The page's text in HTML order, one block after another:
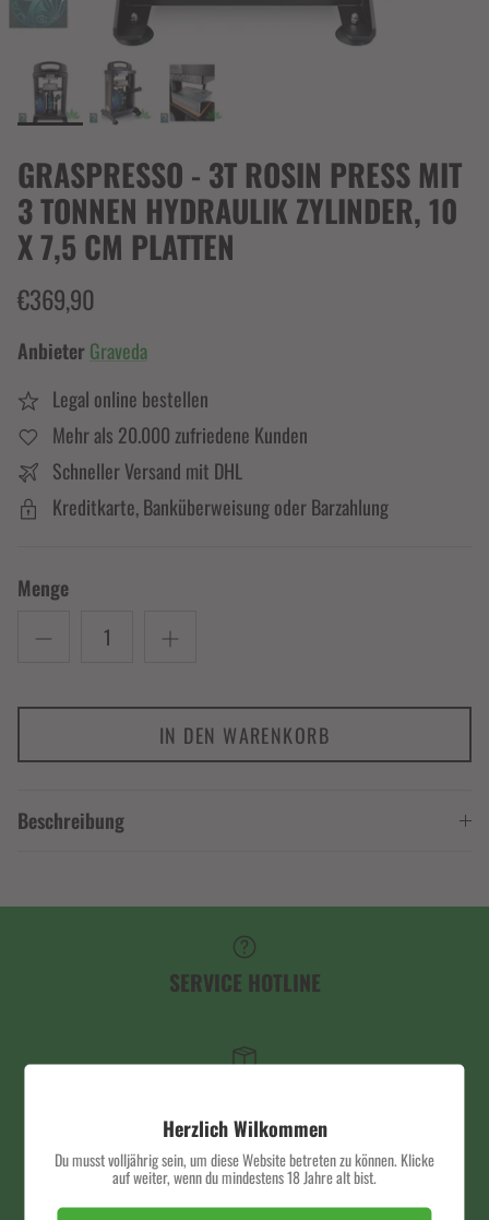
GRASPRESSO - 3T ROSIN PRESS MIT
3 TONNEN HYDRAULIK ZYLINDER, 10
X 7,5 CM PLATTEN
€369,90
Anbieter Graveda
Legal online bestellen
Mehr als 20.000 zufriedene Kunden
Schneller Versand mit DHL
Kreditkarte, Banküberweisung oder Barzahlung
Menge
IN DEN WARENKORB
Beschreibung
SERVICE HOTLINE
PREMIUM QUALITÄT
Herzlich Wilkommen
Du musst volljährig sein, um diese Website betreten zu können. Klicke
auf weiter, wenn du mindestens 18 Jahre alt bist.